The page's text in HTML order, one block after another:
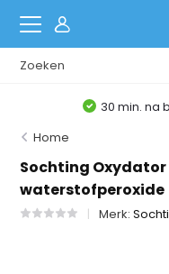
30 min. na
Home
Sochting Oxydator
waterstofperoxide
Merk: